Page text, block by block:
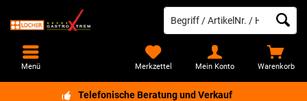
Telefonische Beratung und Verkauf
Warenkorb
Merkzettel Mein Konto
Menü